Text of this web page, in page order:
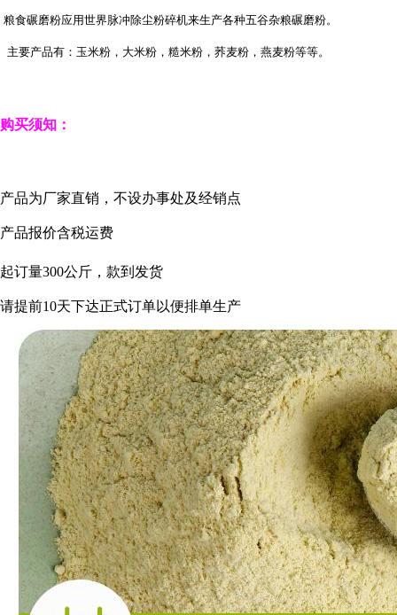
粮食碾磨粉应用世界脉冲除尘粉碎机来生产各种五谷杂粮碾磨粉。
主要产品有：玉米粉，大米粉，糙米粉，荞麦粉，燕麦粉等等。
购买须知：
产品为厂家直销，不设办事处及经销点
产品报价含税运费
起订量300公斤，款到发货
请提前10天下达正式订单以便排单生产